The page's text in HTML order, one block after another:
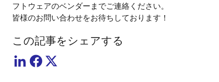
フトウェアのベンダーまでご連絡ください。
皆様のお問い合わせをお待ちしております！
この記事をシェアする